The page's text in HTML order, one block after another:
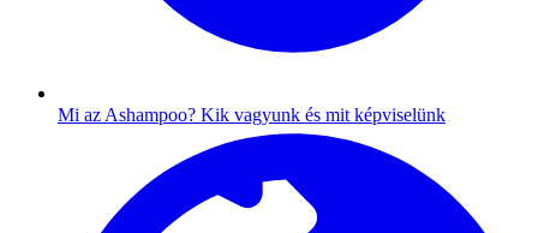
Mi az Ashampoo? Kik vagyunk és mit képviselünk